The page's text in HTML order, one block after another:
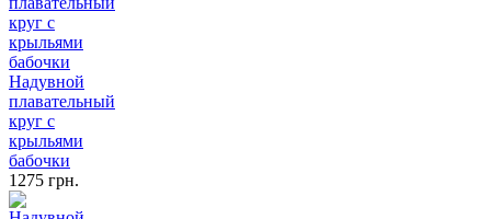
Надувной
плавательный
круг с
крыльями
бабочки
1275 грн.